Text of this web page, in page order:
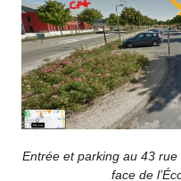
Entrée et parking au 43
face de